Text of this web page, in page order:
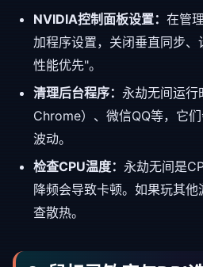
NVIDIA控制面板设置： 在管
加程序设置，关闭垂直同步
性能优先"。
清理后台程序： 永劫无间运行
Chrome）、微信QQ等，它
波动。
检查CPU温度： 永劫无间是
降频会导致卡顿。如果玩其
查散热。